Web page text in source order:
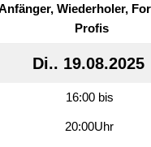
Wiederholer,
Profis
Di.. 19.08.2025
16:00 bis
20:00Uhr